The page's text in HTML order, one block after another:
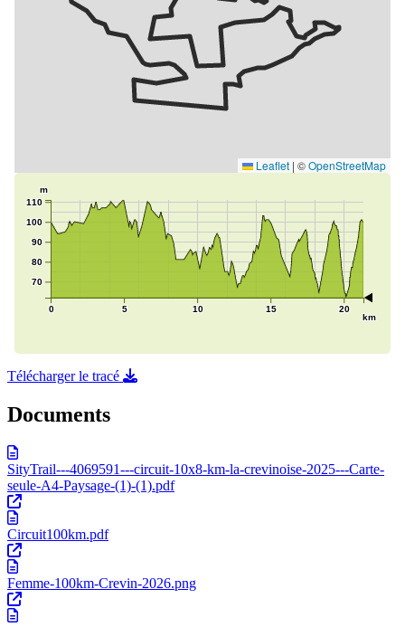
Télécharger le tracé
Documents
SityTrail---4069591---circuit-10x8-km-la-crevinoise-2025---Carte-
seule-A4-Paysage-(1)-(1).pdf
Circuit100km.pdf
Femme-100km-Crevin-2026.png